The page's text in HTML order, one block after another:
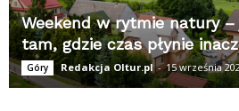
Weekend w rytmie natury –
tam, gdzie czas płynie
Góry Redakcja Oltur.pl - 15 września